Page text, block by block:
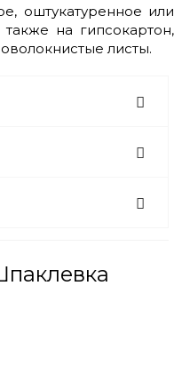
оштукатуренное или
на гипсокартон,
листы.